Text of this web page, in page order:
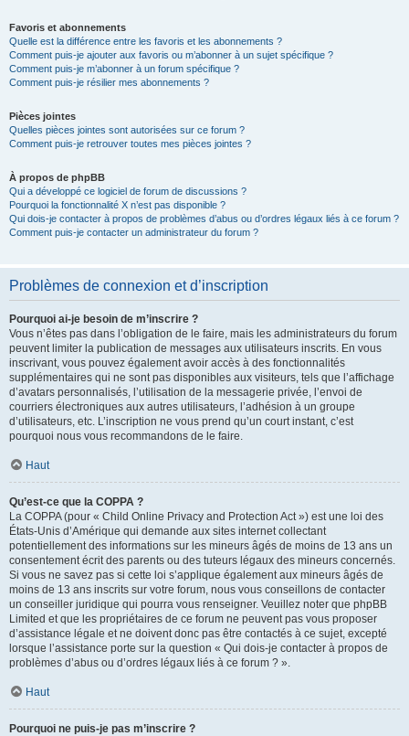
Favoris et abonnements
Quelle est la différence entre les favoris et les abonnements ?
Comment puis-je ajouter aux favoris ou m’abonner à un sujet spécifique ?
Comment puis-je m’abonner à un forum spécifique ?
Comment puis-je résilier mes abonnements ?
Pièces jointes
Quelles pièces jointes sont autorisées sur ce forum ?
Comment puis-je retrouver toutes mes pièces jointes ?
À propos de phpBB
Qui a développé ce logiciel de forum de discussions ?
Pourquoi la fonctionnalité X n’est pas disponible ?
Qui dois-je contacter à propos de problèmes d’abus ou d’ordres légaux liés à ce forum ?
Comment puis-je contacter un administrateur du forum ?
Problèmes de connexion et d’inscription
Pourquoi ai-je besoin de m’inscrire ?
Vous n’êtes pas dans l’obligation de le faire, mais les administrateurs du forum
peuvent limiter la publication de messages aux utilisateurs inscrits. En vous
inscrivant, vous pouvez également avoir accès à des fonctionnalités
supplémentaires qui ne sont pas disponibles aux visiteurs, tels que l’affichage
d’avatars personnalisés, l’utilisation de la messagerie privée, l’envoi de
courriers électroniques aux autres utilisateurs, l’adhésion à un groupe
d’utilisateurs, etc. L’inscription ne vous prend qu’un court instant, c’est
pourquoi nous vous recommandons de le faire.
Haut
Qu’est-ce que la COPPA ?
La COPPA (pour « Child Online Privacy and Protection Act ») est une loi des
États-Unis d’Amérique qui demande aux sites internet collectant
potentiellement des informations sur les mineurs âgés de moins de 13 ans un
consentement écrit des parents ou des tuteurs légaux des mineurs concernés.
Si vous ne savez pas si cette loi s’applique également aux mineurs âgés de
moins de 13 ans inscrits sur votre forum, nous vous conseillons de contacter
un conseiller juridique qui pourra vous renseigner. Veuillez noter que phpBB
Limited et que les propriétaires de ce forum ne peuvent pas vous proposer
d’assistance légale et ne doivent donc pas être contactés à ce sujet, excepté
lorsque l’assistance porte sur la question « Qui dois-je contacter à propos de
problèmes d’abus ou d’ordres légaux liés à ce forum ? ».
Haut
Pourquoi ne puis-je pas m’inscrire ?